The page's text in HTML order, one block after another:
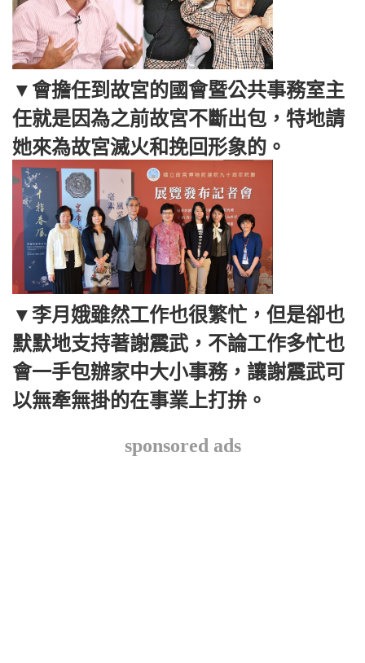
▼會擔任到故宮的國會暨公共事務室主
任就是因為之前故宮不斷出包，特地請
她來為故宮滅火和挽回形象的。
▼李月娥雖然工作也很繁忙，但是卻也
默默地支持著謝震武，不論工作多忙也
會一手包辦家中大小事務，讓謝震武可
以無牽無掛的在事業上打拚。
sponsored ads